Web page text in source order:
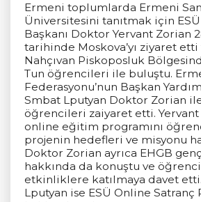
Ermeni toplumlarda Ermeni
Üniversitesini tanıtmak için
Başkanı Doktor Yervant Zorian
tarihinde Moskova’yı ziyaret etti
Nahçıvan Piskoposluk
Tun öğrencileri ile buluştu.
Federasyonu’nun Başkan
Smbat Lputyan Doktor Zorian
öğrencileri zaiyaret etti. Yervant
online eğitim programını
projenin hedefleri ve misyonu
Doktor Zorian ayrıca EHGB
hakkında da konuştu ve
etkinliklere katılmaya davet etti.
Lputyan ise ESÜ Online Satranç